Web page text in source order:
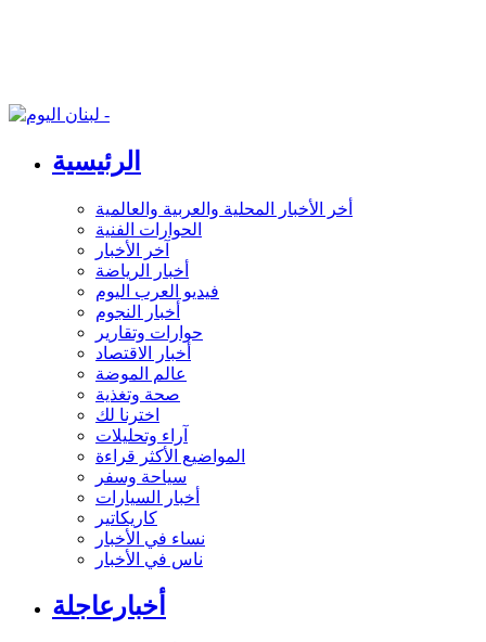
الرئيسية
أخر الأخبار المحلية والعربية والعالمية
الحوارات الفنية
آخر الأخبار
أخبار الرياضة
فيديو العرب اليوم
أخبار النجوم
حوارات وتقارير
أخبار الاقتصاد
عالم الموضة
صحة وتغذية
اخترنا لك
آراء وتحليلات
المواضيع الأكثر قراءة
سياحة وسفر
أخبار السيارات
كاريكاتير
نساء في الأخبار
ناس في الأخبار
أخبارعاجلة